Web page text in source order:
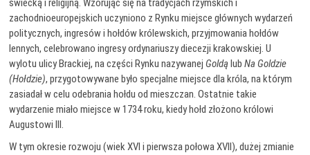
świecką i religijną. Wzorując się na tradycjach rzymskich i
zachodnioeuropejskich uczyniono z Rynku miejsce głównych wydarzeń
politycznych, ingresów i hołdów królewskich, przyjmowania hołdów
lennych, celebrowano ingresy ordynariuszy diecezji krakowskiej. U
wylotu ulicy Brackiej, na części Rynku nazywanejGoldą lubNa Goldzie
(Hołdzie), przygotowywane było specjalne miejsce dla króla, na którym
zasiadał w celu odebrania hołdu od mieszczan. Ostatnie takie
wydarzenie miało miejsce w 1734 roku, kiedy hołd złożono królowi
Augustowi III.
W tym okresie rozwoju (wiek XVI i pierwsza połowa XVII), dużej zmianie